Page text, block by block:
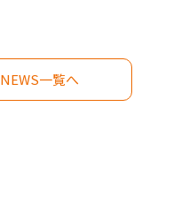
NEWS一覧へ